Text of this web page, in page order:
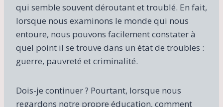
qui semble souvent déroutant et troublé. En fait,
lorsque nous examinons le monde qui nous
entoure, nous pouvons facilement constater à
quel point il se trouve dans un état de troubles :
guerre, pauvreté et criminalité.
Dois-je continuer ? Pourtant, lorsque nous
regardons notre propre éducation, comment